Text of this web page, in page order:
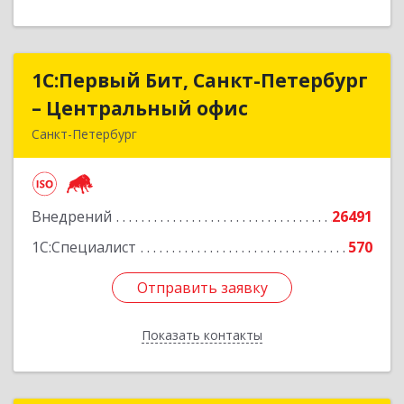
1С:Первый Бит, Санкт-Петербург
– Центральный офис
Санкт-Петербург
Внедрений
26491
1С:Специалист
570
Отправить заявку
Показать контакты
1С:Первый Бит, Санкт-Петербург
– Центральный офис
Отправить заявку
Назад